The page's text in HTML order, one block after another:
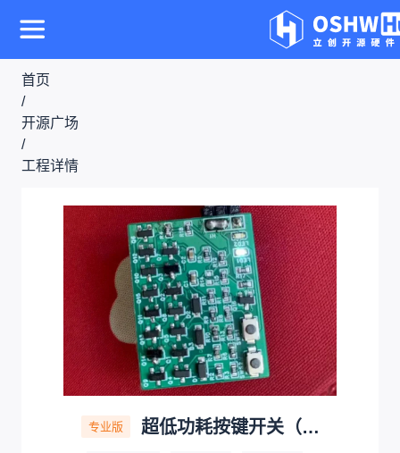
首页
/
开源广场
/
工程详情
专业版 超低功耗按键开关（延迟开关软硬结合）